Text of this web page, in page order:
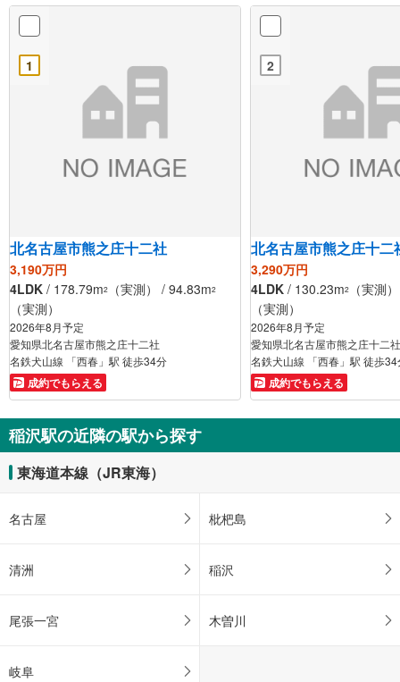
1
北名古屋市熊之庄十二社
3,190万円
4LDK / 178.79m2 （実測） / 94.83m2
（実測）
2026年8月予定
愛知県北名古屋市熊之庄十二社
名鉄犬山線 「西春」駅 徒歩34分
成約でもらえる
2
北名古屋市熊之庄十二
3,290万円
4LDK / 130.23m2
（実測
（実測）
2026年8月予定
愛知県北名古屋市熊之庄十二社
名鉄犬山線 「西春」駅 徒歩34
成約でもらえる
稲沢駅の近隣の駅から探す
東海道本線（JR東海）
名古屋 枇杷島
清洲 稲沢
尾張一宮 木曽川
岐阜